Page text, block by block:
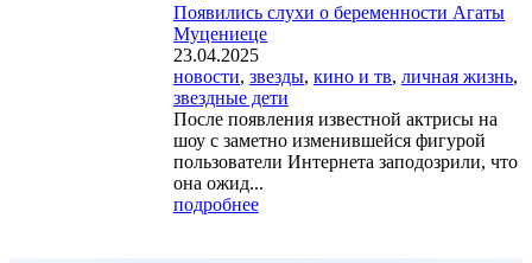
Появились слухи о беременности Агаты
Муцениеце
23.04.2025
новости, звезды, кино и тв, личная жизнь,
звездные дети
После появления известной актрисы на
шоу с заметно изменившейся фигурой
пользователи Интернета заподозрили, что
она ожид...
подробнее